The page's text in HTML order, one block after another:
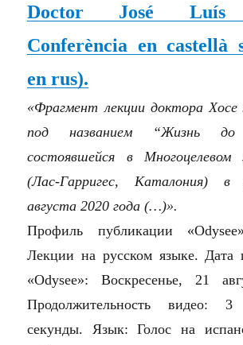
Doctor José Luís
Conferència en castellà
en rus).
«Фрагмент лекции доктора Хосе
под названием “Жизнь до
состоявшейся в Многоцелевом
(Лас-Гарригес, Каталония)
августа 2020 года(…)».
Профиль публикации
Лекции на русском языке. Дата
«Odysee»: Воскресенье, 21
Продолжительность видео:
секунды. Язык: Голос на